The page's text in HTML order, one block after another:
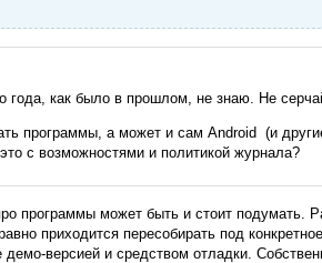
года, как было в прошлом, не знаю. Не
программы, а может и сам Android (и
с возможностями и политикой журнала?
программы может быть и стоит подумать.
приходится пересобирать под
демо-версией и средством отладки.